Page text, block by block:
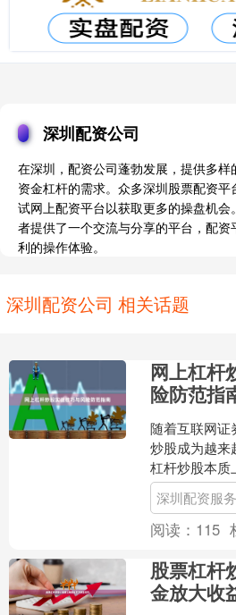
深圳配资公司
在深圳，配资公司蓬勃发展，提供多
资金杠杆的需求。众多深圳股票配资
试网上配资平台以获取更多的操盘机
者提供了一个交流与分享的平台，配
利的操作体验。
深圳配资公司 相关话题
网上杠杆
险防范指
随着互联网证
炒股成为越来
杠杆炒股本质
入资金，放大
而，高收益往
深圳配资服务
阅读： 115
股票杠杆
金放大收